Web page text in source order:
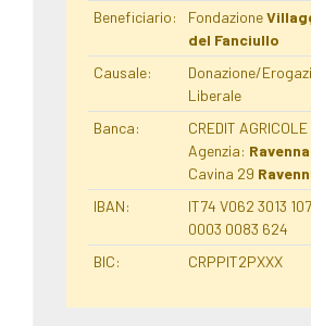
Beneficiario:
Fondazione
del Fanciullo
Causale:
Donazione/
Liberale
Banca:
CREDIT AGRICOLE
Agenzia: Ravenna
Cavina 29
IBAN:
IT74 V062 3013
0003 0083 624
BIC:
CRPPIT2PXXX